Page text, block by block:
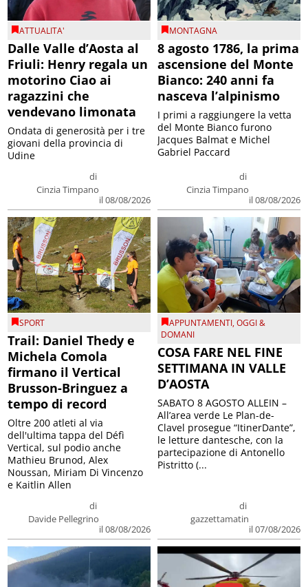
ATTUALITA'
Dalle Valle d’Aosta al
Friuli: Henry regala un
motorino Ciao ai
ragazzini che
vendevano limonata
di
Cinzia Timpano
il 08/08/2026
Ondata di generosità per i tre
giovani della provincia di
Udine
MONTAGNA
8 agosto 1786, la prima
ascensione del Monte
Bianco: 240 anni fa
nasceva l’alpinismo
di
Cinzia Timpano
il 08/08/2026
I primi a raggiungere la vetta
del Monte Bianco furono
Jacques Balmat e Michel
Gabriel Paccard
SPORT
Trail: Daniel Thedy e
Michela Comola
firmano il Vertical
Brusson-Bringuez a
tempo di record
di
Davide Pellegrino
il 08/08/2026
Oltre 200 atleti al via
dell'ultima tappa del Défì
Vertical, sul podio anche
Mathieu Brunod, Alex
Noussan, Miriam Di Vincenzo
e Kaitlin Allen
APPUNTAMENTI,OGGI &
DOMANI
COSA FARE NEL FINE
SETTIMANA IN VALLE
D’AOSTA
di
gazzettamatin
il 07/08/2026
SABATO 8 AGOSTO ALLEIN –
All’area verde Le Plan-de-
Clavel prosegue “ItinerDante”,
le letture dantesche, con la
partecipazione di Antonello
Pistritto (...